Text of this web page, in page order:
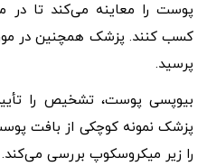
پوست را معاینه می‌کند تا در
کسب کنند. پزشک همچنین در
پرسید.
بیوپسی پوست، تشخیص را
پزشک نمونه کوچکی از بافت
را زیر میکروسکوپ بررسی می‌کند.